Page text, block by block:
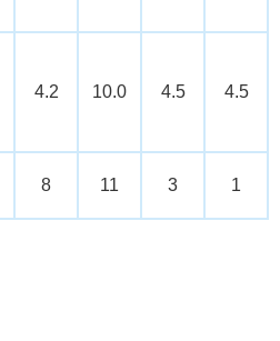
4.2 10.0 4.5 4.5
8 11 3 1